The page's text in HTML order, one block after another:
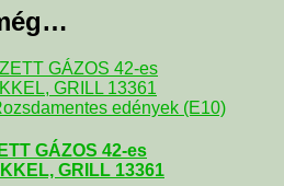
edények (E10)
GÁZOS 42-es
GRILL 13361